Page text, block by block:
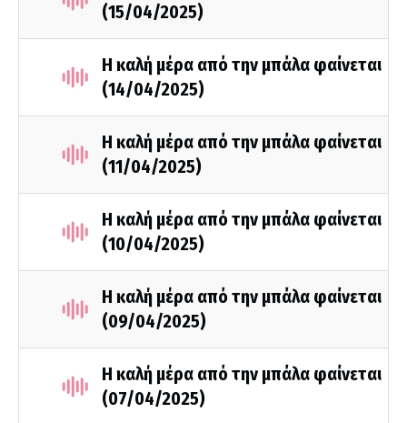
(15/04/2025)
Η καλή μέρα από την μπάλα φαίνεται
(14/04/2025)
Η καλή μέρα από την μπάλα φαίνεται
(11/04/2025)
Η καλή μέρα από την μπάλα φαίνεται
(10/04/2025)
Η καλή μέρα από την μπάλα φαίνεται
(09/04/2025)
Η καλή μέρα από την μπάλα φαίνεται
(07/04/2025)